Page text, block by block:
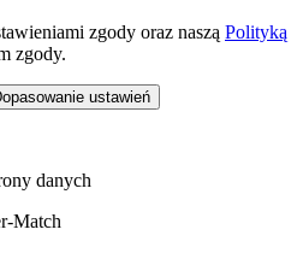
zgody oraz naszą Polityką
zgody.
ustawień
danych
Match